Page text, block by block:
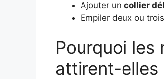
Ajouter un collier
Empiler deux ou trois
Pourquoi les
attirent-elles